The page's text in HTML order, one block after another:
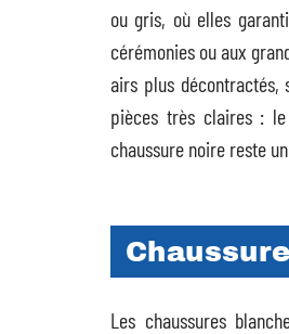
ou gris, où elles
cérémonies ou aux
airs plus décontractés,
pièces très claires : le
chaussure noire reste
Les chaussures